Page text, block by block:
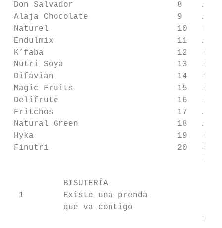
Don Salvador                     8    Arte
Alaja Chocolate                  9
Naturel                          10   La
Endulmix                         11
K’faba                           12
Nutri Soya                       13   Mady
Difavian                         14
Magic Fruits                     15
Delifrute                        16
Fritchos                         17
Natural Green                    18
Hyka                             19
Finutri                          20
BISUTERÍA
  1        Existe una prenda
           que va contigo
2